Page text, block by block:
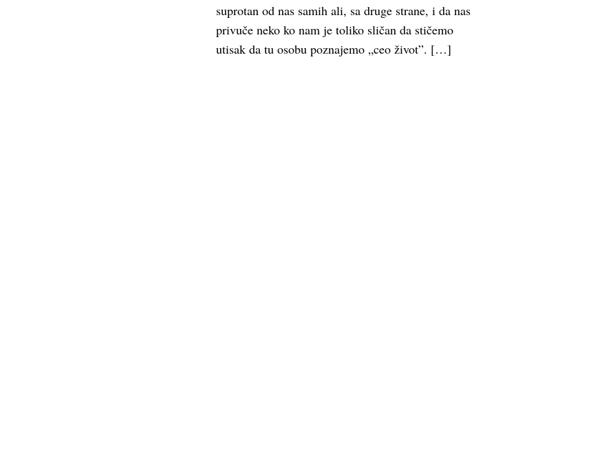
suprotan od nas samih ali, sa druge strane, i da nas
privuče neko ko nam je toliko sličan da stičemo
utisak da tu osobu poznajemo „ceo život”. […]